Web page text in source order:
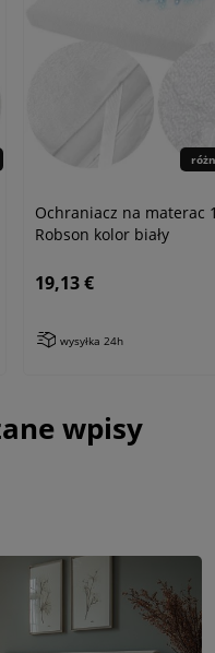
Ochraniacz na materac
Robson kolor biały
19,13 €
wysyłka 24h
wpisy